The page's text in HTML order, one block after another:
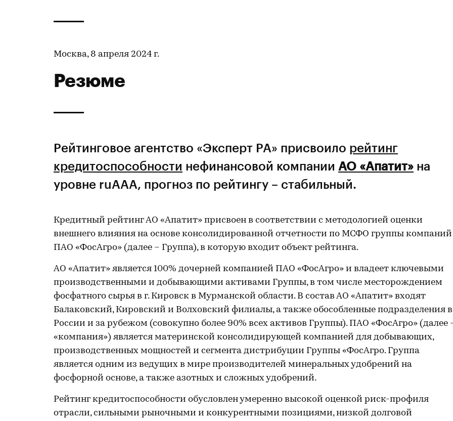
Москва, 8 апреля 2024 г.
Резюме
Рейтинговое агентство «Эксперт РА» присвоило рейтинг
кредитоспособности нефинансовой компании АО «Апатит» на
уровне ruAАA, прогноз по рейтингу – стабильный.
Кредитный рейтинг АО «Апатит» присвоен в соответствии с методологией оценки
внешнего влияния на основе консолидированной отчетности по МСФО группы компаний
ПАО «ФосАгро» (далее – Группа), в которую входит объект рейтинга.
АО «Апатит» является 100% дочерней компанией ПАО «ФосАгро» и владеет ключевыми
производственными и добывающими активами Группы, в том числе месторождением
фосфатного сырья в г. Кировск в Мурманской области. В состав АО «Апатит» входят
Балаковский, Кировский и Волховский филиалы, а также обособленные подразделения в
России и за рубежом (совокупно более 90% всех активов Группы). ПАО «ФосАгро» (далее
«компания») является материнской консолидирующей компанией для добывающих,
производственных мощностей и сегмента дистрибуции Группы «ФосАгро. Группа
является одним из ведущих в мире производителей минеральных удобрений на
фосфорной основе, а также азотных и сложных удобрений.
Рейтинг кредитоспособности обусловлен умеренно высокой оценкой риск-профиля
отрасли, сильными рыночными и конкурентными позициями, низкой долговой